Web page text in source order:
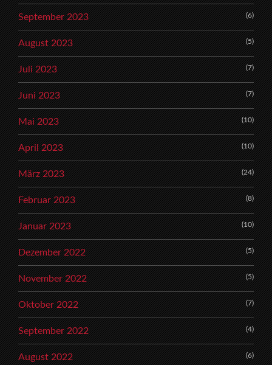
September 2023 (6)
August 2023 (5)
Juli 2023 (7)
Juni 2023 (7)
Mai 2023 (10)
April 2023 (10)
März 2023 (24)
Februar 2023 (8)
Januar 2023 (10)
Dezember 2022 (5)
November 2022 (5)
Oktober 2022 (7)
September 2022 (4)
August 2022 (6)